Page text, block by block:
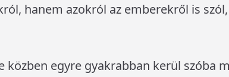
hanem azokról az emberekről is
közben egyre gyakrabban kerül szóba